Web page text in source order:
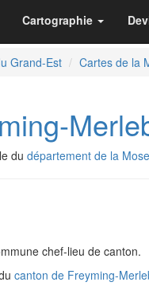
Cartographie
Grand-Est Cartes de la
du département de la
chef-lieu de canton.
canton de Freyming-